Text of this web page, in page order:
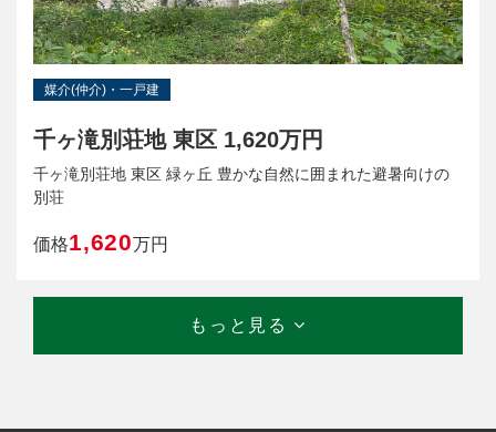
媒介(仲介)・一戸建
千ヶ滝別荘地 東区 1,620万円
千ヶ滝別荘地 東区 緑ヶ丘 豊かな自然に囲まれた避暑向けの
別荘
価格1,620万円
もっと見る